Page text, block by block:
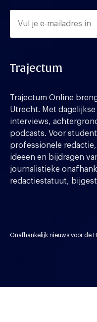
Trajectum
Trajectum Online
Utrecht. Met
interviews,
podcasts. Voor
professionele
ideeen en bijdragen
journalistieke
redactiestatuut,
Onafhankelijk nieuws voor de